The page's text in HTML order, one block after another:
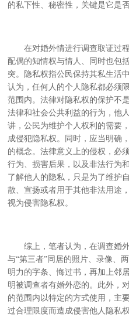
的私下性、秘密性，关键是它是
在对婚外情进行调查取证过程
配偶的知情权与情人、同时也包
突。隐私权指公民保持其私生活
认为，任何人的个人隐私都必须
范围内。法律对隐私权的保护不
法律和社会公共利益的行为，他
讲，公民为维护个人权利的需要
成侵犯隐私权。同时，应当明确
的概念。法律意义上的侵权，必
行为、损害后果，以及非法行为
了解他人的隐私，只是为了维护
散、宣扬或者用于其他非法用途
视为侵害隐私权。
综上，笔者认为，在调查婚外
与“第三者”同居的照片、录像、
明力的字条、悔过书，再加上邻
明被调查者有婚外恋的。此外，
的范围内以特定的方式使用，主
过合理限度而造成侵害他人隐私